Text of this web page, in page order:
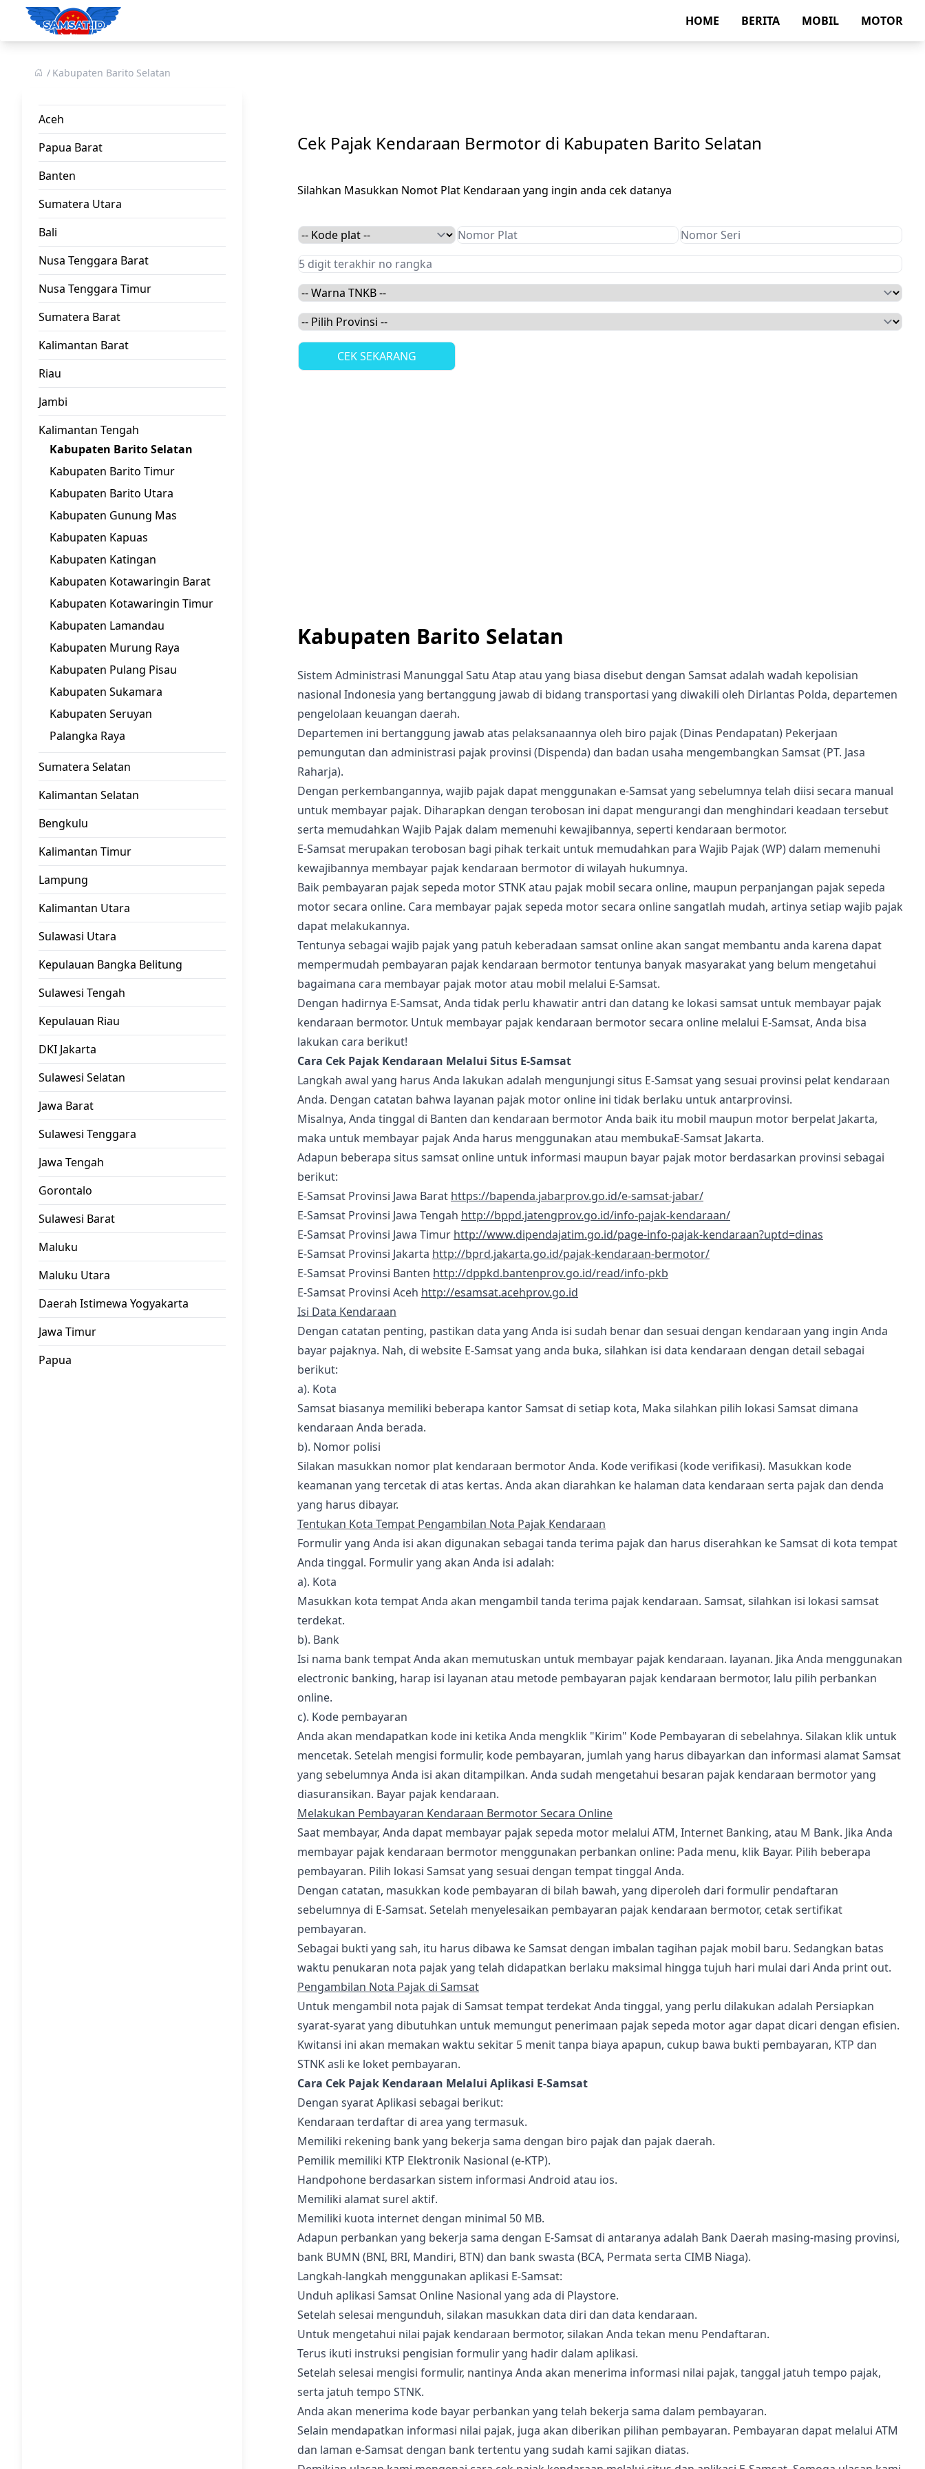
HOME BERITA MOBIL MOTOR
Kabupaten Barito Selatan
Cek Pajak Kendaraan Bermotor di Kabupaten Barito Selatan
Silahkan Masukkan Nomot Plat Kendaraan yang ingin anda cek datanya
Kabupaten Barito Selatan
Sistem Administrasi Manunggal Satu Atap atau yang biasa disebut dengan Samsat adalah wadah kepolisian
nasional Indonesia yang bertanggung jawab di bidang transportasi yang diwakili oleh Dirlantas Polda, departemen
pengelolaan keuangan daerah.
Departemen ini bertanggung jawab atas pelaksanaannya oleh biro pajak (Dinas Pendapatan) Pekerjaan
pemungutan dan administrasi pajak provinsi (Dispenda) dan badan usaha mengembangkan Samsat (PT. Jasa
Raharja).
Dengan perkembangannya, wajib pajak dapat menggunakan e-Samsat yang sebelumnya telah diisi secara manual
untuk membayar pajak. Diharapkan dengan terobosan ini dapat mengurangi dan menghindari keadaan tersebut
serta memudahkan Wajib Pajak dalam memenuhi kewajibannya, seperti kendaraan bermotor.
E-Samsat merupakan terobosan bagi pihak terkait untuk memudahkan para Wajib Pajak (WP) dalam memenuhi
kewajibannya membayar pajak kendaraan bermotor di wilayah hukumnya.
Baik pembayaran pajak sepeda motor STNK atau pajak mobil secara online, maupun perpanjangan pajak sepeda
motor secara online. Cara membayar pajak sepeda motor secara online sangatlah mudah, artinya setiap wajib pajak
dapat melakukannya.
Tentunya sebagai wajib pajak yang patuh keberadaan samsat online akan sangat membantu anda karena dapat
mempermudah pembayaran pajak kendaraan bermotor tentunya banyak masyarakat yang belum mengetahui
bagaimana cara membayar pajak motor atau mobil melalui E-Samsat.
Dengan hadirnya E-Samsat, Anda tidak perlu khawatir antri dan datang ke lokasi samsat untuk membayar pajak
kendaraan bermotor. Untuk membayar pajak kendaraan bermotor secara online melalui E-Samsat, Anda bisa
lakukan cara berikut!
Cara Cek Pajak Kendaraan Melalui Situs E-Samsat
Langkah awal yang harus Anda lakukan adalah mengunjungi situs E-Samsat yang sesuai provinsi pelat kendaraan
Anda. Dengan catatan bahwa layanan pajak motor online ini tidak berlaku untuk antarprovinsi.
Misalnya, Anda tinggal di Banten dan kendaraan bermotor Anda baik itu mobil maupun motor berpelat Jakarta,
maka untuk membayar pajak Anda harus menggunakan atau membukaE-Samsat Jakarta.
Adapun beberapa situs samsat online untuk informasi maupun bayar pajak motor berdasarkan provinsi sebagai
berikut:
E-Samsat Provinsi Jawa Barat https://bapenda.jabarprov.go.id/e-samsat-jabar/
E-Samsat Provinsi Jawa Tengah http://bppd.jatengprov.go.id/info-pajak-kendaraan/
E-Samsat Provinsi Jawa Timur http://www.dipendajatim.go.id/page-info-pajak-kendaraan?uptd=dinas
E-Samsat Provinsi Jakarta http://bprd.jakarta.go.id/pajak-kendaraan-bermotor/
E-Samsat Provinsi Banten http://dppkd.bantenprov.go.id/read/info-pkb
E-Samsat Provinsi Aceh http://esamsat.acehprov.go.id
Isi Data Kendaraan
Dengan catatan penting, pastikan data yang Anda isi sudah benar dan sesuai dengan kendaraan yang ingin Anda
bayar pajaknya. Nah, di website E-Samsat yang anda buka, silahkan isi data kendaraan dengan detail sebagai
berikut:
a). Kota
Samsat biasanya memiliki beberapa kantor Samsat di setiap kota, Maka silahkan pilih lokasi Samsat dimana
kendaraan Anda berada.
b). Nomor polisi
Silakan masukkan nomor plat kendaraan bermotor Anda. Kode verifikasi (kode verifikasi). Masukkan kode
keamanan yang tercetak di atas kertas. Anda akan diarahkan ke halaman data kendaraan serta pajak dan denda
yang harus dibayar.
Tentukan Kota Tempat Pengambilan Nota Pajak Kendaraan
Formulir yang Anda isi akan digunakan sebagai tanda terima pajak dan harus diserahkan ke Samsat di kota tempat
Anda tinggal. Formulir yang akan Anda isi adalah:
a). Kota
Masukkan kota tempat Anda akan mengambil tanda terima pajak kendaraan. Samsat, silahkan isi lokasi samsat
terdekat.
b). Bank
Isi nama bank tempat Anda akan memutuskan untuk membayar pajak kendaraan. layanan. Jika Anda menggunakan
electronic banking, harap isi layanan atau metode pembayaran pajak kendaraan bermotor, lalu pilih perbankan
online.
c). Kode pembayaran
Anda akan mendapatkan kode ini ketika Anda mengklik "Kirim" Kode Pembayaran di sebelahnya. Silakan klik untuk
mencetak. Setelah mengisi formulir, kode pembayaran, jumlah yang harus dibayarkan dan informasi alamat Samsat
yang sebelumnya Anda isi akan ditampilkan. Anda sudah mengetahui besaran pajak kendaraan bermotor yang
diasuransikan. Bayar pajak kendaraan.
Melakukan Pembayaran Kendaraan Bermotor Secara Online
Saat membayar, Anda dapat membayar pajak sepeda motor melalui ATM, Internet Banking, atau M Bank. Jika Anda
membayar pajak kendaraan bermotor menggunakan perbankan online: Pada menu, klik Bayar. Pilih beberapa
pembayaran. Pilih lokasi Samsat yang sesuai dengan tempat tinggal Anda.
Dengan catatan, masukkan kode pembayaran di bilah bawah, yang diperoleh dari formulir pendaftaran
sebelumnya di E-Samsat. Setelah menyelesaikan pembayaran pajak kendaraan bermotor, cetak sertifikat
pembayaran.
Sebagai bukti yang sah, itu harus dibawa ke Samsat dengan imbalan tagihan pajak mobil baru. Sedangkan batas
waktu penukaran nota pajak yang telah didapatkan berlaku maksimal hingga tujuh hari mulai dari Anda print out.
Pengambilan Nota Pajak di Samsat
Untuk mengambil nota pajak di Samsat tempat terdekat Anda tinggal, yang perlu dilakukan adalah Persiapkan
syarat-syarat yang dibutuhkan untuk memungut penerimaan pajak sepeda motor agar dapat dicari dengan efisien.
Kwitansi ini akan memakan waktu sekitar 5 menit tanpa biaya apapun, cukup bawa bukti pembayaran, KTP dan
STNK asli ke loket pembayaran.
Cara Cek Pajak Kendaraan Melalui Aplikasi E-Samsat
Dengan syarat Aplikasi sebagai berikut:
Kendaraan terdaftar di area yang termasuk.
Memiliki rekening bank yang bekerja sama dengan biro pajak dan pajak daerah.
Pemilik memiliki KTP Elektronik Nasional (e-KTP).
Handpohone berdasarkan sistem informasi Android atau ios.
Memiliki alamat surel aktif.
Memiliki kuota internet dengan minimal 50 MB.
Adapun perbankan yang bekerja sama dengan E-Samsat di antaranya adalah Bank Daerah masing-masing provinsi,
bank BUMN (BNI, BRI, Mandiri, BTN) dan bank swasta (BCA, Permata serta CIMB Niaga).
Langkah-langkah menggunakan aplikasi E-Samsat:
Unduh aplikasi Samsat Online Nasional yang ada di Playstore.
Setelah selesai mengunduh, silakan masukkan data diri dan data kendaraan.
Untuk mengetahui nilai pajak kendaraan bermotor, silakan Anda tekan menu Pendaftaran.
Terus ikuti instruksi pengisian formulir yang hadir dalam aplikasi.
Setelah selesai mengisi formulir, nantinya Anda akan menerima informasi nilai pajak, tanggal jatuh tempo pajak,
serta jatuh tempo STNK.
Anda akan menerima kode bayar perbankan yang telah bekerja sama dalam pembayaran.
Selain mendapatkan informasi nilai pajak, juga akan diberikan pilihan pembayaran. Pembayaran dapat melalui ATM
dan laman e-Samsat dengan bank tertentu yang sudah kami sajikan diatas.
Aceh
Papua Barat
Banten
Sumatera Utara
Bali
Nusa Tenggara Barat
Nusa Tenggara Timur
Sumatera Barat
Kalimantan Barat
Riau
Jambi
Kalimantan Tengah
Kabupaten Barito Selatan
Kabupaten Barito Timur
Kabupaten Barito Utara
Kabupaten Gunung Mas
Kabupaten Kapuas
Kabupaten Katingan
Kabupaten Kotawaringin Barat
Kabupaten Kotawaringin Timur
Kabupaten Lamandau
Kabupaten Murung Raya
Kabupaten Pulang Pisau
Kabupaten Sukamara
Kabupaten Seruyan
Palangka Raya
Sumatera Selatan
Kalimantan Selatan
Bengkulu
Kalimantan Timur
Lampung
Kalimantan Utara
Sulawasi Utara
Kepulauan Bangka Belitung
Sulawesi Tengah
Kepulauan Riau
DKI Jakarta
Sulawesi Selatan
Jawa Barat
Sulawesi Tenggara
Jawa Tengah
Gorontalo
Sulawesi Barat
Maluku
Maluku Utara
Daerah Istimewa Yogyakarta
Jawa Timur
Papua